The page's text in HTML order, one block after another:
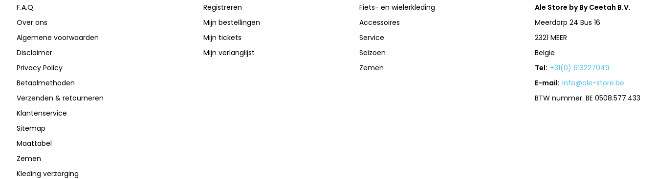
F.A.Q.
Over ons
Algemene voorwaarden
Disclaimer
Privacy Policy
Betaalmethoden
Verzenden & retourneren
Klantenservice
Sitemap
Maattabel
Zemen
Kleding verzorging
Registreren
Mijn bestellingen
Mijn tickets
Mijn verlanglijst
Fiets- en wielerkleding
Accessoires
Service
Seizoen
Zemen
Ale Store by By Ceetah B.V.
Meerdorp 24 Bus 16
2321 MEER
België
Tel: +31(0) 613227049
E-mail: info@ale-store.be
BTW nummer: BE 0508.577.433